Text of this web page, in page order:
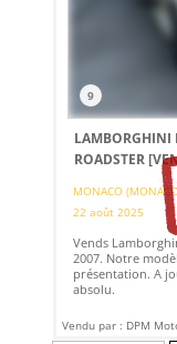
9
LAMBORGHINI
ROADSTER
MONACO
22 août 2025
Vends
2007. Notre
présentation. A
absolu.
Vendu par : DPM